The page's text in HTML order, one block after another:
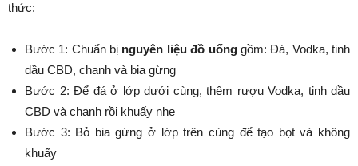
thức:
Bước 1: Chuẩn bị nguyên liệu đồ uốnggồm: Đá, Vodka, tinh
dầu CBD, chanh và bia gừng
Bước 2: Để đá ở lớp dưới cùng, thêm rượu Vodka, tinh dầu
CBD và chanh rồi khuấy nhẹ
Bước 3: Bỏ bia gừng ở lớp trên cùng để tạo bọt và không
khuấy